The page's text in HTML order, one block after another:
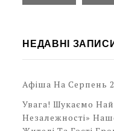
НЕДАВНІ
Афіша На Серпень
Увага! Шукаємо
Незалежності»